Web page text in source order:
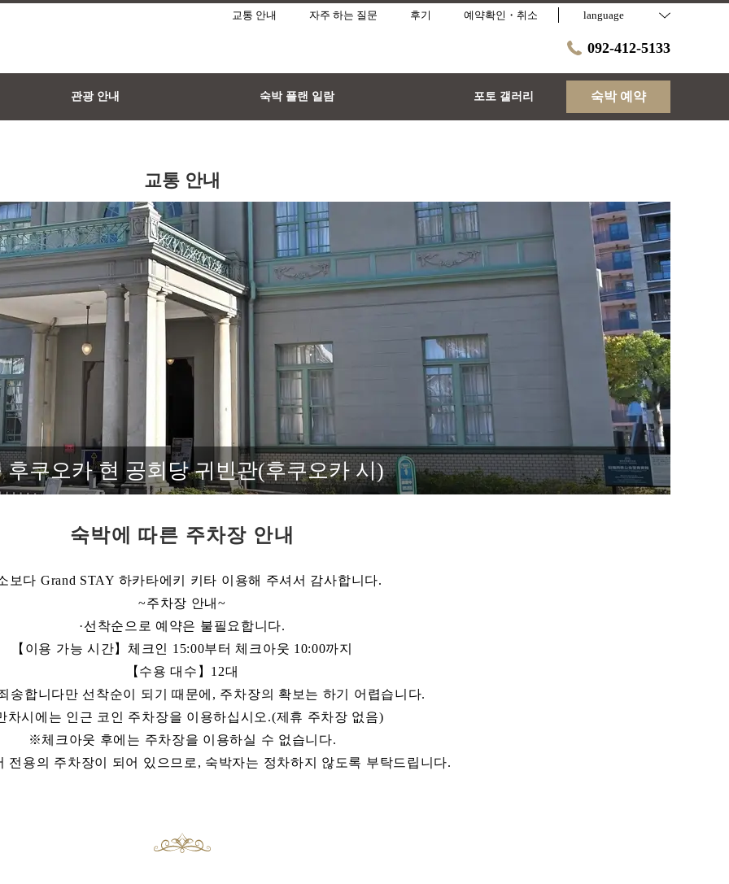
교통 안내 자주 하는 질문 후기 예약확인・취소 language
092-412-5133
관광 안내 숙박 플랜 일람 포토 갤러리 숙박 예약
교통 안내
후쿠오카 현 공회당 귀빈관(후쿠오카 시)
숙박에 따른 주차장 안내
보다 Grand STAY 하카타에키 키타 이용해 주셔서 감사합니다.
~주차장 안내~
·선착순으로 예약은 불필요합니다.
【이용 가능 시간】체크인 15:00부터 체크아웃 10:00까지
【수용 대수】12대
송합니다만 선착순이 되기 때문에, 주차장의 확보는 하기 어렵습니다.
시에는 인근 코인 주차장을 이용하십시오.(제휴 주차장 없음)
※체크아웃 후에는 주차장을 이용하실 수 없습니다.
전용의 주차장이 되어 있으므로, 숙박자는 정차하지 않도록 부탁드립니다.